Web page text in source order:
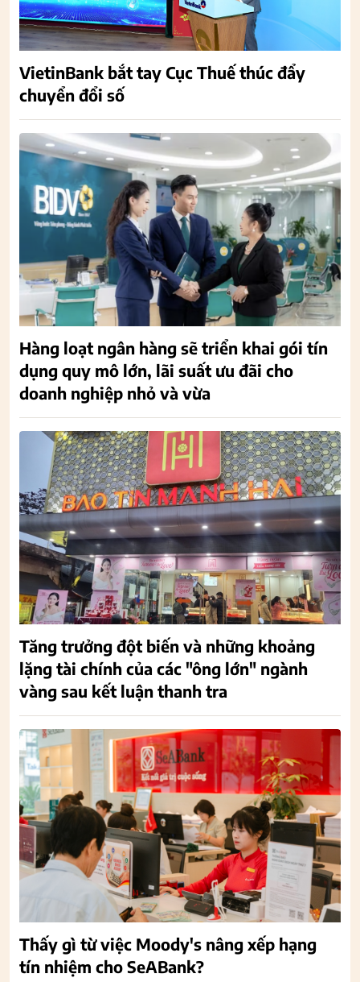
VietinBank bắt tay Cục Thuế thúc đẩy
chuyển đổi số
Hàng loạt ngân hàng sẽ triển khai gói tín
dụng quy mô lớn, lãi suất ưu đãi cho
doanh nghiệp nhỏ và vừa
Tăng trưởng đột biến và những khoảng
lặng tài chính của các "ông lớn" ngành
vàng sau kết luận thanh tra
Thấy gì từ việc Moody's nâng xếp hạng
tín nhiệm cho SeABank?